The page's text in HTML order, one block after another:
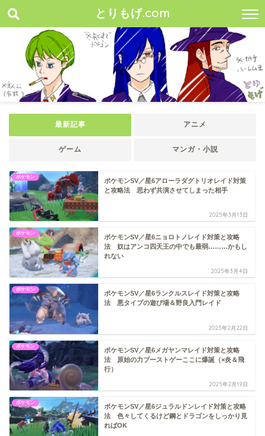
とりもげ.com
最新記事 アニメ
ゲーム マンガ・小説
ポケモン
ポケモンSV／星6アローラダグトリオレイド対策
と攻略法 思わず共演させてしまった相手
2025年3月13日
ポケモン
ポケモンSV／星6ニョロトノレイド対策と攻略
法 奴はアンコ四天王の中でも最弱………かもし
れない
2025年3月4日
ポケモン
ポケモンSV／星6ランクルスレイド対策と攻略
法 悪タイプの遊び場＆野良入門レイド
2025年2月22日
ポケモン
ポケモンSV／星6メガヤンマレイド対策と攻略
法 原始の力ブーストゲーここに爆誕（×炎＆飛
行）
2025年2月19日
ポケモン
ポケモンSV／星6ジュラルドンレイド対策と攻略
法 色々してくるけど鋼とドラゴンをしっかり見
ればOK